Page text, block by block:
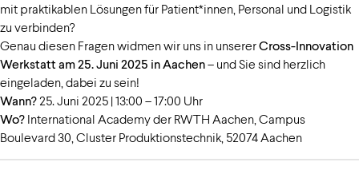
mit praktikablen Lösungen für Patient*innen, Personal und Logistik
zu verbinden?
Genau diesen Fragen widmen wir uns in unsererCross-Innovation
Werkstatt am 25. Juni 2025 in Aachen– und Sie sind herzlich
eingeladen, dabei zu sein!
Wann? 25. Juni 2025 | 13:00 – 17:00 Uhr
Wo? International Academy der RWTH Aachen, Campus
Boulevard 30, Cluster Produktionstechnik, 52074 Aachen